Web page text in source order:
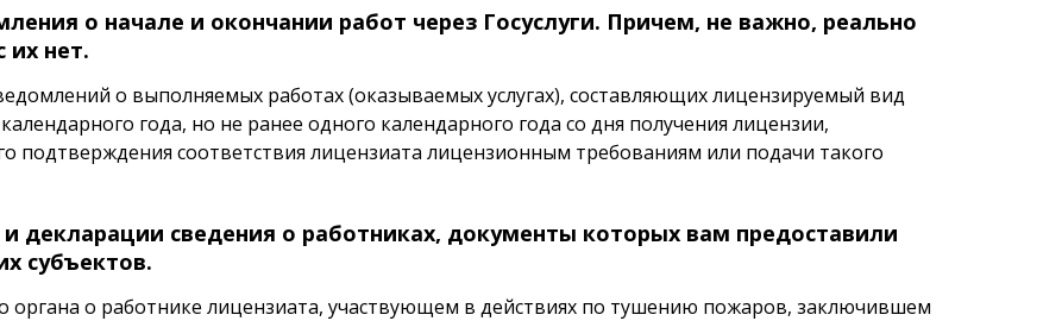
о начале и окончании работ через Госуслуги. Причем, не важно, реально
их нет.
о выполняемых работах (оказываемых услугах), составляющих лицензируемый вид
года, но не ранее одного календарного года со дня получения лицензии,
подтверждения соответствия лицензиата лицензионным требованиям или подачи такого
декларации сведения о работниках, документы которых вам предоставили
субъектов.
о работнике лицензиата, участвующем в действиях по тушению пожаров, заключившем